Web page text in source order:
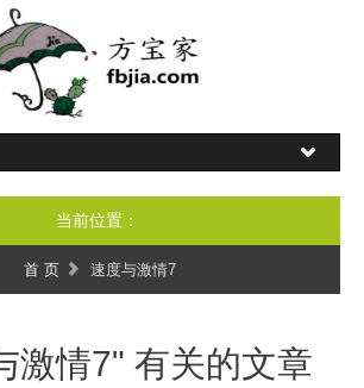
当前位置：
首 页 速度与激情7
激情7" 有关的文章